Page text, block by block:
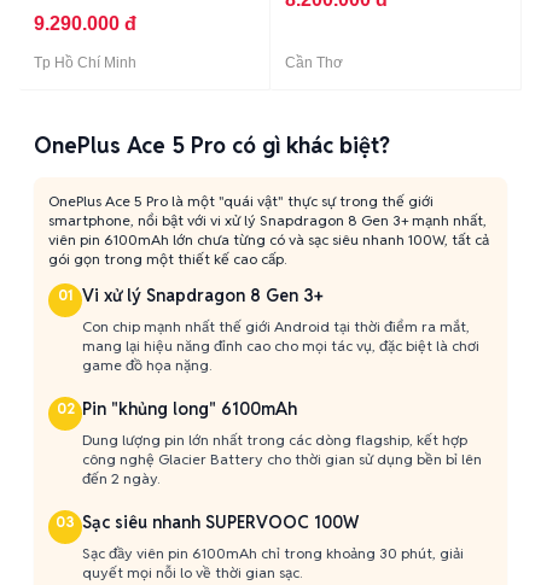
9.290.000 đ
Tp Hồ Chí Minh Cần Thơ
OnePlus Ace 5 Pro có gì khác biệt?
OnePlus Ace 5 Pro là một "quái vật" thực sự trong thế giới
smartphone, nổi bật với vi xử lý Snapdragon 8 Gen 3+ mạnh nhất,
viên pin 6100mAh lớn chưa từng có và sạc siêu nhanh 100W, tất cả
gói gọn trong một thiết kế cao cấp.
01 Vi xử lý Snapdragon 8 Gen 3+
Con chip mạnh nhất thế giới Android tại thời điểm ra mắt,
mang lại hiệu năng đỉnh cao cho mọi tác vụ, đặc biệt là chơi
game đồ họa nặng.
02 Pin "khủng long" 6100mAh
Dung lượng pin lớn nhất trong các dòng flagship, kết hợp
công nghệ Glacier Battery cho thời gian sử dụng bền bỉ lên
đến 2 ngày.
03 Sạc siêu nhanh SUPERVOOC 100W
Sạc đầy viên pin 6100mAh chỉ trong khoảng 30 phút, giải
quyết mọi nỗi lo về thời gian sạc.